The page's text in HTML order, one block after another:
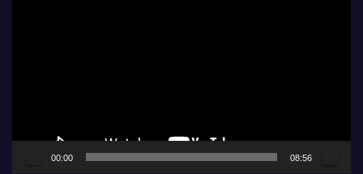
00:00 08:56